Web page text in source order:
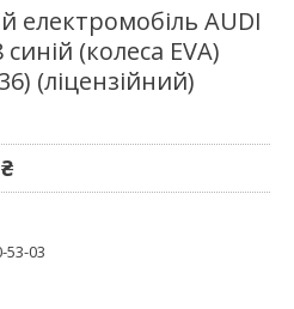
електромобіль AUDI
(колеса EVA)
(ліцензійний)
53-03